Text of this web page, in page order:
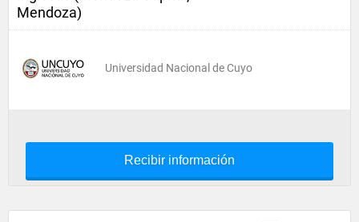
Mendoza)
Universidad Nacional de Cuyo
Recibir información